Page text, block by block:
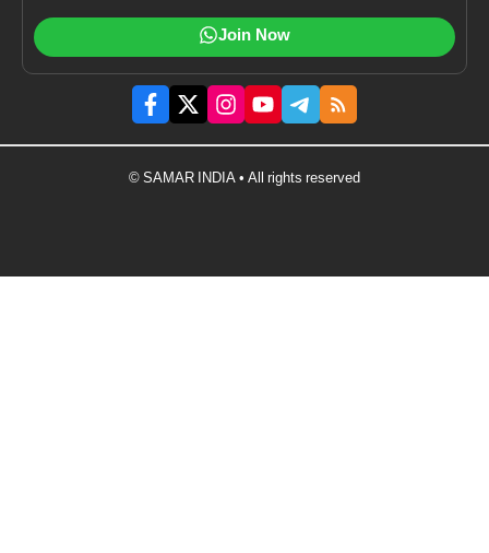
Join Now
© SAMAR INDIA • All rights reserved